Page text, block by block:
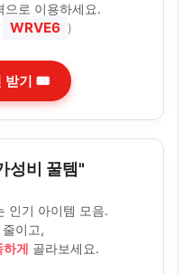
으로 이용하세요.
WRVE6 )
받기 🎟️
성비 꿀템"
인기 아이템 모음.
이고,
하게 골라보세요.